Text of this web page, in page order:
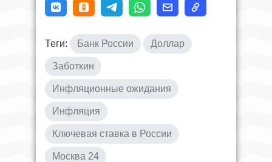
Теги: Банк России Доллар
Заботкин
Инфляционные ожидания
Инфляция
Ключевая ставка в России
Москва 24